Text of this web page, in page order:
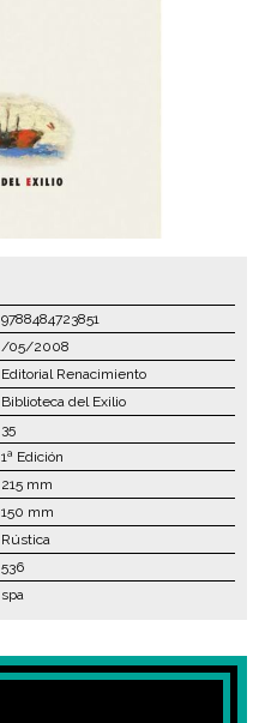
9788484723851
/05/2008
Editorial Renacimiento
Biblioteca del Exilio
35
1ª Edición
215 mm
150 mm
Rústica
536
spa